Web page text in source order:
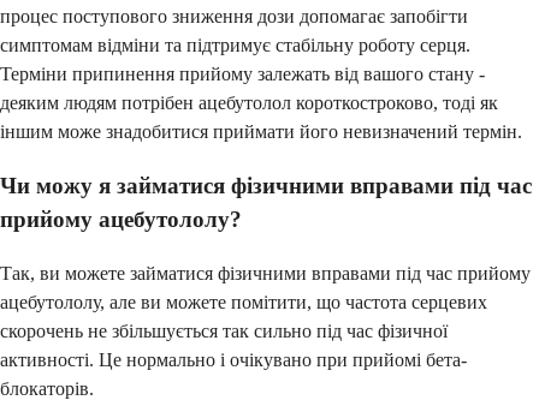
процес поступового зниження дози допомагає запобігти
симптомам відміни та підтримує стабільну роботу серця.
Терміни припинення прийому залежать від вашого стану -
деяким людям потрібен ацебутолол короткостроково, тоді як
іншим може знадобитися приймати його невизначений термін.
Чи можу я займатися фізичними вправами під час
прийому ацебутололу?
Так, ви можете займатися фізичними вправами під час прийому
ацебутололу, але ви можете помітити, що частота серцевих
скорочень не збільшується так сильно під час фізичної
активності. Це нормально і очікувано при прийомі бета-
блокаторів.